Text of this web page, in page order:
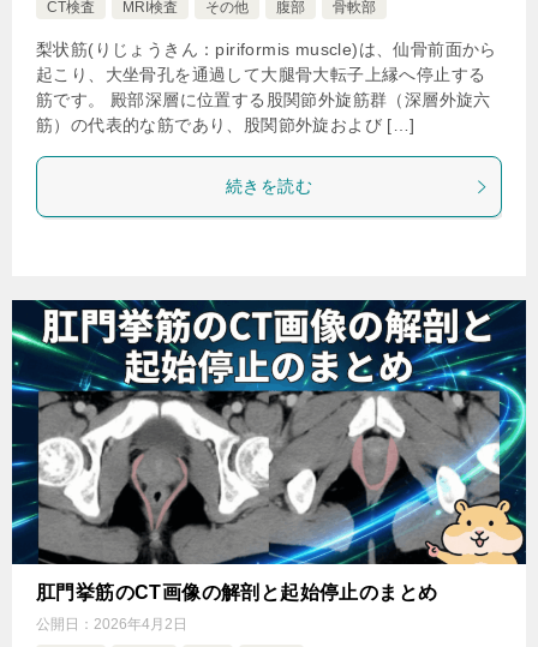
CT検査 MRI検査 その他 腹部 骨軟部
梨状筋(りじょうきん：piriformis muscle)は、仙骨前面から
起こり、大坐骨孔を通過して大腿骨大転子上縁へ停止する
筋です。 殿部深層に位置する股関節外旋筋群（深層外旋六
筋）の代表的な筋であり、股関節外旋および […]
続きを読む
肛門挙筋のCT画像の解剖と起始停止のまとめ
公開日： 2026年4月2日